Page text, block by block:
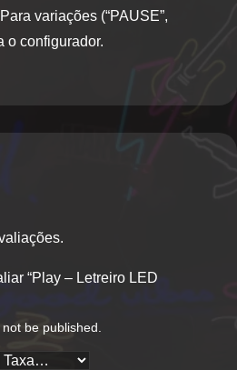
variações (“PAUSE”,
o configurador.
“Play – Letreiro LED
be published.